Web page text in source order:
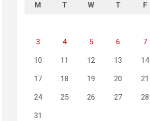
M T W T F
3 4 5 6 7
10 11 12 13 14
17 18 19 20 21
24 25 26 27 28
31